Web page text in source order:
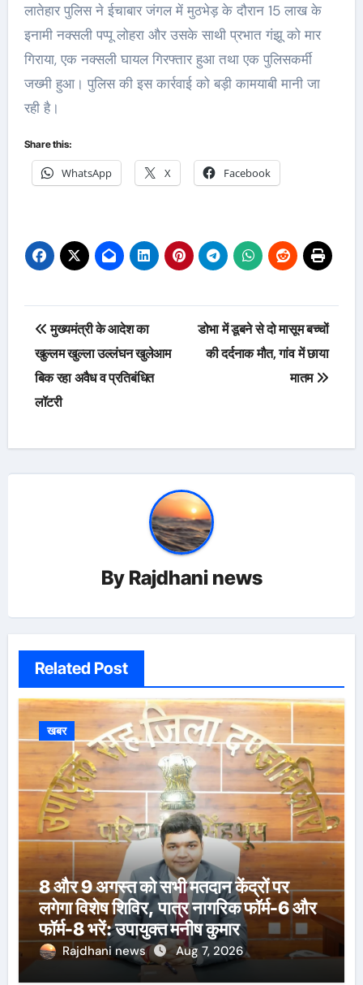
लातेहार पुलिस ने ईचाबार जंगल में मुठभेड़ के दौरान 15 लाख के
इनामी नक्सली पप्पू लोहरा और उसके साथी प्रभात गंझू को मार
गिराया, एक नक्सली घायल गिरफ्तार हुआ तथा एक पुलिसकर्मी
जख्मी हुआ। पुलिस की इस कार्रवाई को बड़ी कामयाबी मानी जा
रही है।
Share this:
WhatsApp X Facebook
Post
navigation
मुख्यमंत्री के आदेश का
खुल्लम खुल्ला उल्लंघन खुलेआम
बिक रहा अवैध व प्रतिबंधित
लॉटरी
डोभा में डूबने से दो मासूम बच्चों
की दर्दनाक मौत, गांव में छाया
मातम
By Rajdhani news
Related Post
खबर
8 और 9 अगस्त को सभी मतदान केंद्रों पर
लगेगा विशेष शिविर, पात्र नागरिक फॉर्म-6 और
फॉर्म-8 भरें: उपायुक्त मनीष कुमार
Rajdhani news Aug 7, 2026